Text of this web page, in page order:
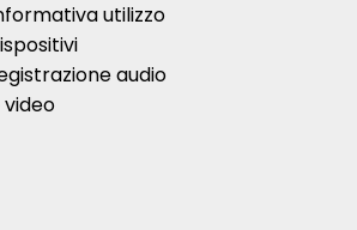
utilizzo
audio
video